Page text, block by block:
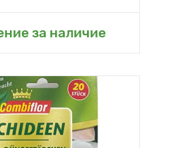
за наличие